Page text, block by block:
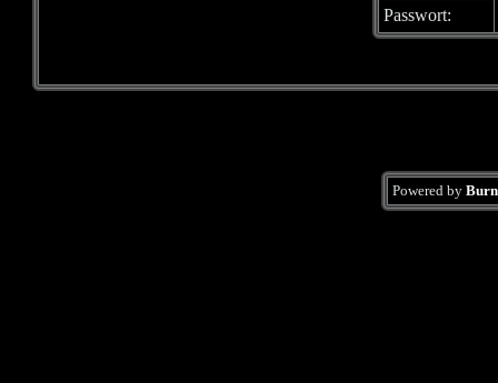
Passwort:
Powered by